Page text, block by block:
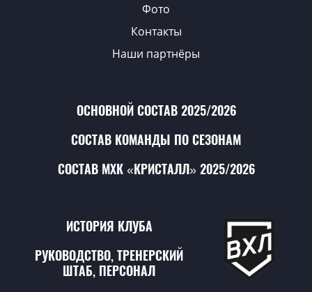
Фото
Контакты
Наши партнёры
ОСНОВНОЙ СОСТАВ 2025/2026
СОСТАВ КОМАНДЫ ПО СЕЗОНАМ
СОСТАВ МХК «КРИСТАЛЛ» 2025/2026
ИСТОРИЯ КЛУБА
РУКОВОДСТВО, ТРЕНЕРСКИЙ
ШТАБ, ПЕРСОНАЛ